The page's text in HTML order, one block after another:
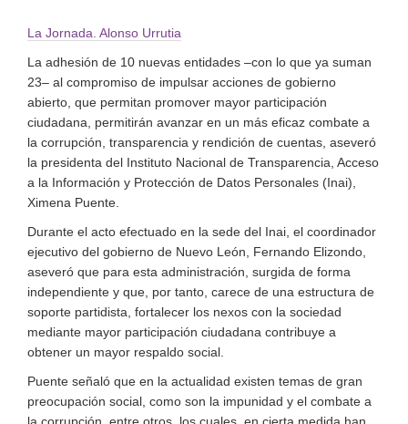
La Jornada. Alonso Urrutia
La adhesión de 10 nuevas entidades –con lo que ya suman
23– al compromiso de impulsar acciones de gobierno
abierto, que permitan promover mayor participación
ciudadana, permitirán avanzar en un más eficaz combate a
la corrupción, transparencia y rendición de cuentas, aseveró
la presidenta del Instituto Nacional de Transparencia, Acceso
a la Información y Protección de Datos Personales (Inai),
Ximena Puente.
Durante el acto efectuado en la sede del Inai, el coordinador
ejecutivo del gobierno de Nuevo León, Fernando Elizondo,
aseveró que para esta administración, surgida de forma
independiente y que, por tanto, carece de una estructura de
soporte partidista, fortalecer los nexos con la sociedad
mediante mayor participación ciudadana contribuye a
obtener un mayor respaldo social.
Puente señaló que en la actualidad existen temas de gran
preocupación social, como son la impunidad y el combate a
la corrupción, entre otros, los cuales, en cierta medida han